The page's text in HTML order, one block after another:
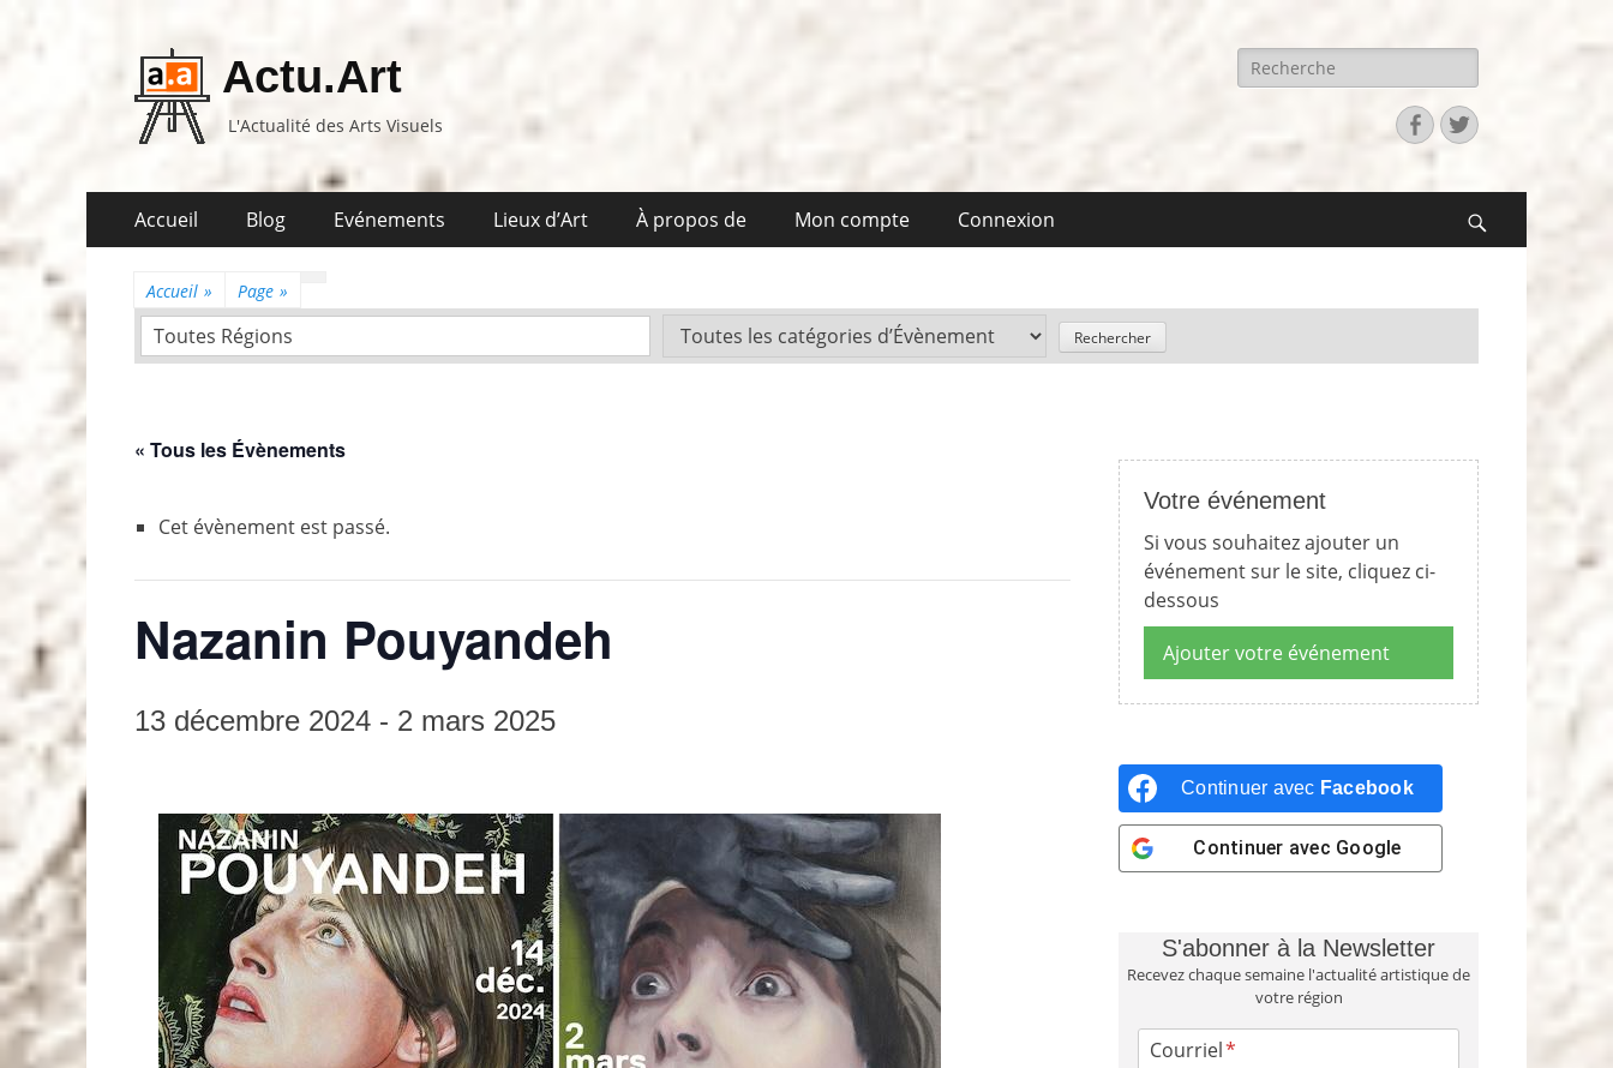
Actu.Art
L'Actualité des Arts Visuels
Recherche
pour:
Facebook
Twitter
Premier
menu
Accueil Blog Evénements Lieux d’Art À propos de Mon compte Connexion
Accueil » Page »
Toutes Régions
« Tous les Évènements
Cet évènement est passé.
Nazanin Pouyandeh
13 décembre 2024 - 2 mars 2025
Votre événement
Si vous souhaitez ajouter un
événement sur le site, cliquez ci-
dessous
Ajouter votre événement
Continuer avec Facebook
Continuer avec Google
S'abonner à la Newsletter
Recevez chaque semaine l'actualité artistique de
votre région
Courriel